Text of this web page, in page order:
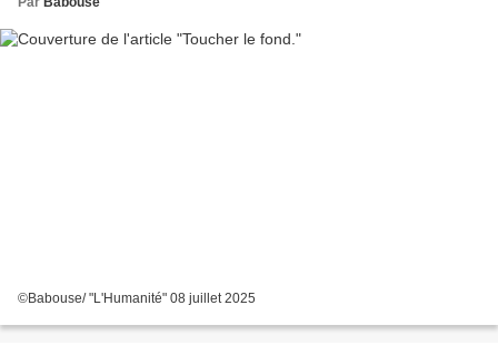
©Babouse/ "L'Humanité" 08 juillet 2025